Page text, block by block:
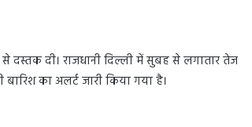
दस्तक दी। राजधानी दिल्ली में सुबह से लगातार तेज
का अलर्ट जारी किया गया है।